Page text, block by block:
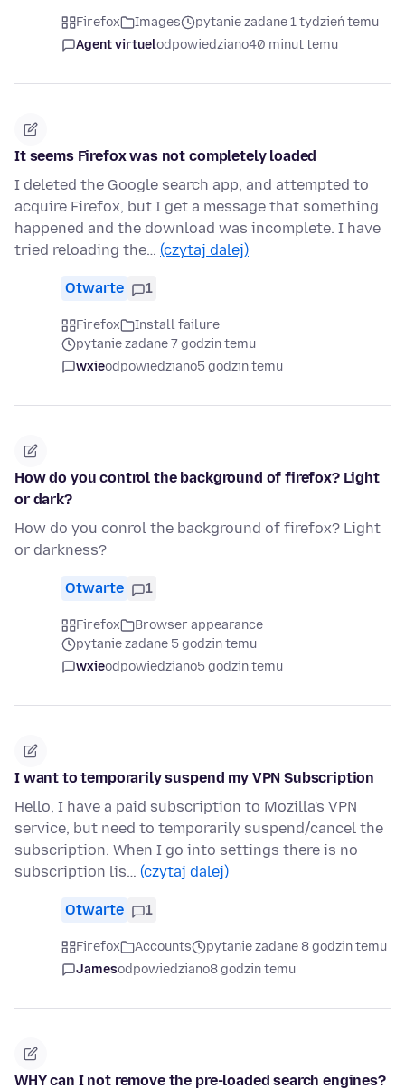
Firefox Images
pytanie zadane 1 tydzień temu
Agent virtuelodpowiedziano40 minut temu
It seems Firefox was not completely loaded
I deleted the Google search app, and attempted to
acquire Firefox, but I get a message that something
happened and the download was incomplete. I have
tried reloading the… (czytaj dalej)
Otwarte 1
Firefox
Install failure
pytanie zadane 7 godzin temu
wxieodpowiedziano5 godzin temu
How do you control the background of firefox? Light
or dark?
How do you conrol the background of firefox? Light
or darkness?
Otwarte 1
Firefox
Browser appearance
pytanie zadane 5 godzin temu
wxieodpowiedziano5 godzin temu
I want to temporarily suspend my VPN Subscription
Hello, I have a paid subscription to Mozilla's VPN
service, but need to temporarily suspend/cancel the
subscription. When I go into settings there is no
subscription lis… (czytaj dalej)
Otwarte 1
Firefox Accounts
pytanie zadane 8 godzin temu
Jamesodpowiedziano8 godzin temu
WHY can I not remove the pre-loaded search engines?